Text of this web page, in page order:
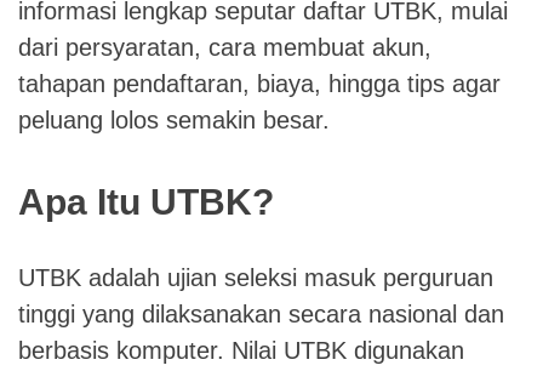
informasi lengkap seputar daftar UTBK, mulai
dari persyaratan, cara membuat akun,
tahapan pendaftaran, biaya, hingga tips agar
peluang lolos semakin besar.
Apa Itu UTBK?
UTBK adalah ujian seleksi masuk perguruan
tinggi yang dilaksanakan secara nasional dan
berbasis komputer. Nilai UTBK digunakan